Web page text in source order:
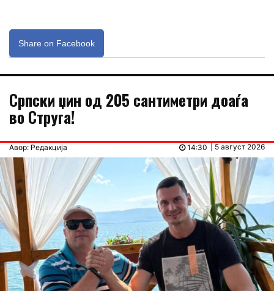
Share on Facebook
Српски џин од 205 сантиметри доаѓа
во Струга!
Авор: Редакција | 5 август 2026
14:30